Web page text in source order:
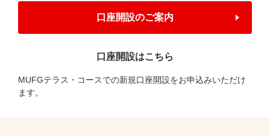
口座開設のご案内
口座開設はこちら
MUFGテラス・コースでの新規口座開設をお申込みいただけ
ます。